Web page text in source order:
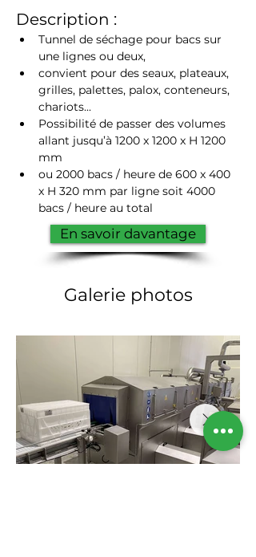
Description :
Tunnel de séchage pour bacs sur
une lignes ou deux,
convient pour des seaux, plateaux,
grilles, palettes, palox, conteneurs,
chariots...
Possibilité de passer des volumes
allant jusqu’à 1200 x 1200 x H 1200
mm
ou 2000 bacs / heure de 600 x 400
x H 320 mm par ligne soit 4000
bacs / heure au total
En savoir davantage
Galerie photos